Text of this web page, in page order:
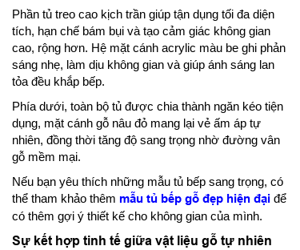
Phần tủ treo cao kịch trần giúp tận dụng tối đa diện
tích, hạn chế bám bụi và tạo cảm giác không gian
cao, rộng hơn. Hệ mặt cánh acrylic màu be ghi phản
sáng nhẹ, làm dịu không gian và giúp ánh sáng lan
tỏa đều khắp bếp.
Phía dưới, toàn bộ tủ được chia thành ngăn kéo tiện
dụng, mặt cánh gỗ nâu đỏ mang lại vẻ ấm áp tự
nhiên, đồng thời tăng độ sang trọng nhờ đường vân
gỗ mềm mại.
Nếu bạn yêu thích những mẫu tủ bếp sang trọng, có
thể tham khảo thêm mẫu tủ bếp gỗ đẹp hiện đại để
có thêm gợi ý thiết kế cho không gian của mình.
Sự kết hợp tinh tế giữa vật liệu gỗ tự nhiên